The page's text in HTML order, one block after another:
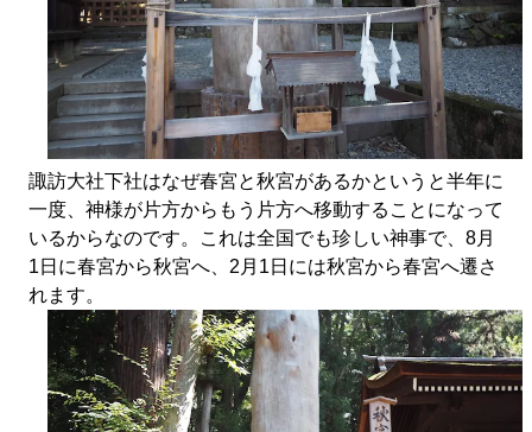
諏訪大社下社はなぜ春宮と秋宮があるかというと半年に
一度、神様が片方からもう片方へ移動することになって
いるからなのです。これは全国でも珍しい神事で、8月
1日に春宮から秋宮へ、2月1日には秋宮から春宮へ遷さ
れます。